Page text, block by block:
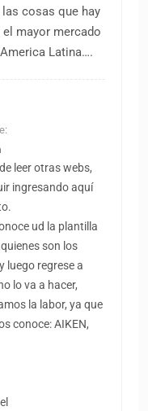
cosas que hay
mayor mercado
Latina….
leer otras webs,
ingresando aquí
ud la plantilla
son los
luego regrese a
lo va a hacer,
la labor, ya que
conoce: AIKEN,